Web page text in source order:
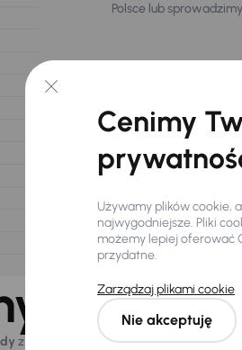
Polsce lub
dla
z naszej oferty. Kupimy dla Ciebiedo
Cenimy
Używamy plików cookie,
najwygodniejsze. Pliki
możemy lepiej oferować
przydatne.
Zarządzaj plikami cookie
Nie akceptuję